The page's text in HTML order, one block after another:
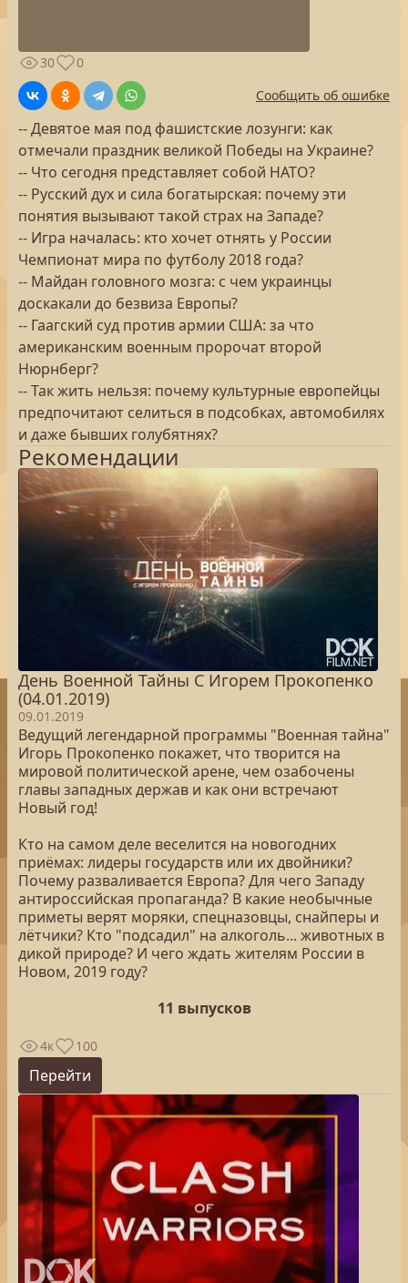
30
0
Сообщить об ошибке
-- Девятое мая под фашистские лозунги: как
отмечали праздник великой Победы на Украине?
-- Что сегодня представляет собой НАТО?
-- Русский дух и сила богатырская: почему эти
понятия вызывают такой страх на Западе?
-- Игра началась: кто хочет отнять у России
Чемпионат мира по футболу 2018 года?
-- Майдан головного мозга: с чем украинцы
доскакали до безвиза Европы?
-- Гаагский суд против армии США: за что
американским военным пророчат второй
Нюрнберг?
-- Так жить нельзя: почему культурные европейцы
предпочитают селиться в подсобках, автомобилях
и даже бывших голубятнях?
Рекомендации
День Военной Тайны С Игорем Прокопенко
(04.01.2019)
09.01.2019
Ведущий легендарной программы "Военная тайна"
Игорь Прокопенко покажет, что творится на
мировой политической арене, чем озабочены
главы западных держав и как они встречают
Новый год!
Кто на самом деле веселится на новогодних
приёмах: лидеры государств или их двойники?
Почему разваливается Европа? Для чего Западу
антироссийская пропаганда? В какие необычные
приметы верят моряки, спецназовцы, снайперы и
лётчики? Кто "подсадил" на алкоголь... животных в
дикой природе? И чего ждать жителям России в
Новом, 2019 году?
11 выпусков
4к 100
Перейти